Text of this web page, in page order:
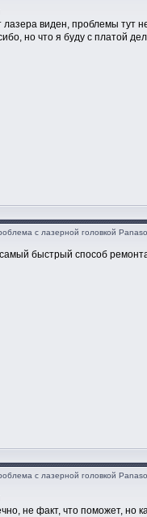
лазера виден, проблемы тут
но что я буду с платой
с лазерной головкой
быстрый способ
с лазерной головкой
не факт, что поможет, но